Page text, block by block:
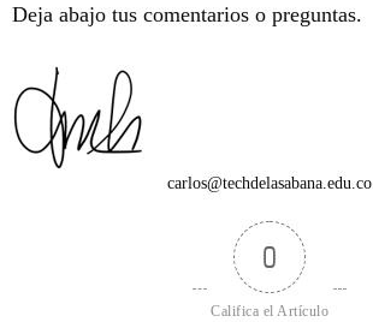
Deja abajo tus comentarios o preguntas.
carlos@techdelasabana.edu.co
0
Califica el Artículo